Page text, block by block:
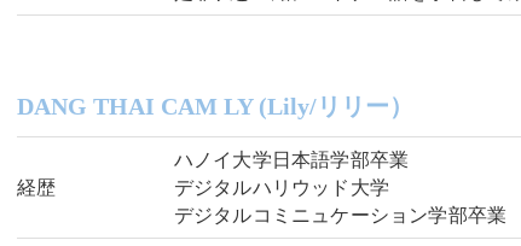
DANG THAI CAM LY (Lily/リリー）
経歴
ハノイ大学日本語学部卒業
デジタルハリウッド大学
デジタルコミニュケーション学部卒業